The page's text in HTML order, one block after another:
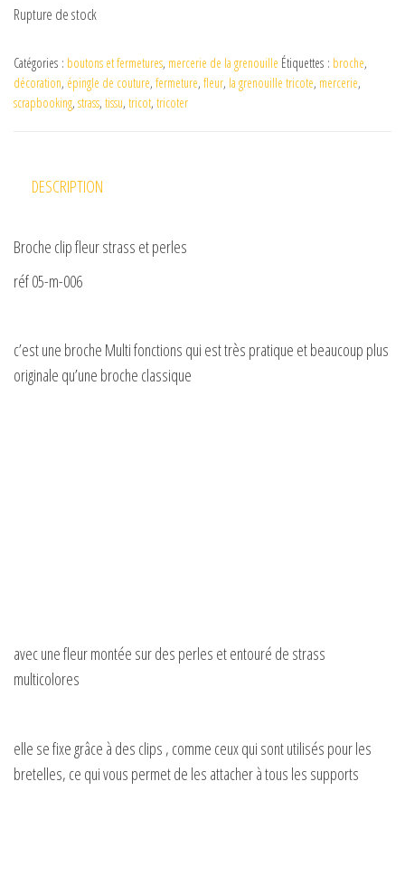
Rupture de stock
Catégories : boutons et fermetures, mercerie de la grenouille Étiquettes : broche,
décoration, épingle de couture, fermeture, fleur, la grenouille tricote, mercerie,
scrapbooking, strass, tissu, tricot, tricoter
DESCRIPTION
Broche clip fleur strass et perles
réf 05-m-006
c’est une broche Multi fonctions qui est très pratique et beaucoup plus
originale qu’une broche classique
avec une fleur montée sur des perles et entouré de strass
multicolores
elle se fixe grâce à des clips , comme ceux qui sont utilisés pour les
bretelles, ce qui vous permet de les attacher à tous les supports